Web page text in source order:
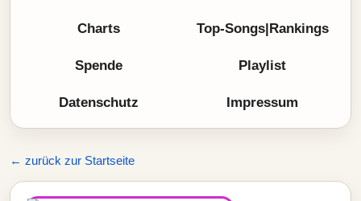
Charts Top-Songs|Rankings
Spende Playlist
Datenschutz Impressum
← zurück zur Startseite